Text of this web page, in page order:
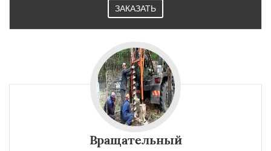
ЗАКАЗАТЬ
Вращательный